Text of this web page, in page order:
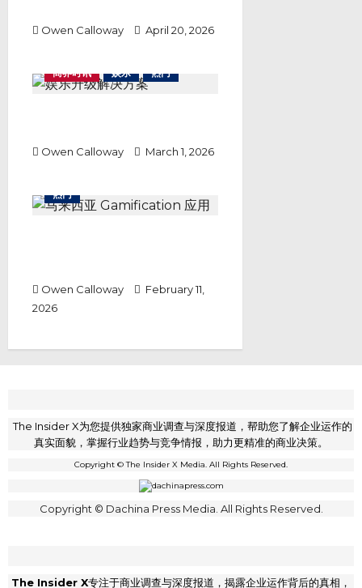
Owen Calloway April 20, 2026
商界时讯 娱乐 热门
Owen Calloway March 1, 2026
热门
Owen Calloway
February 11,
2026
The Insider X为您提供独家商业调查与深度报道，帮助您了解企业运作的
真实面貌，掌握行业趋势与竞争情报，助力更精准的商业决策。
Copyright © The Insider X Media. All Rights Reserved.
Copyright © Dachina Press Media. All Rights Reserved.
The Insider X专注于商业调查与深度报道，揭露企业运作背后的真相，